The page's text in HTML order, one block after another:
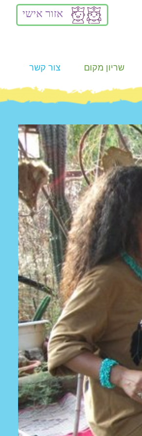
אזור אישי
שריון מקום צור קשר